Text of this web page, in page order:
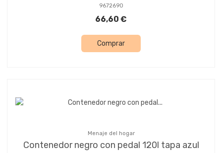
9672690
66,60 €
Comprar
Menaje del hogar
Contenedor negro con pedal 120l tapa azul